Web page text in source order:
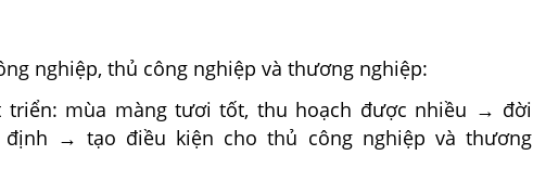
nghiệp, thủ công nghiệp và thương nghiệp:
triển: mùa màng tươi tốt, thu hoạch được nhiều → đời
định → tạo điều kiện cho thủ công nghiệp và thương